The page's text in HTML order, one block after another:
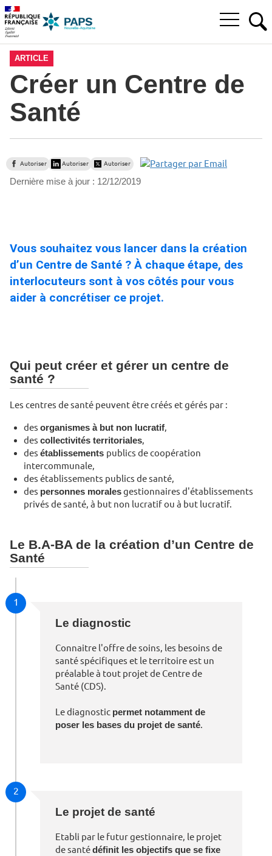
Aller
la
Aller
au
menu
Aller
au
contenu
Ouvrir
ARTICLE
Créer un Centre de
Santé
Autoriser Autoriser Autoriser
Dernière mise à jour : 12/12/2019
Vous souhaitez vous lancer dans la création
d’un Centre de Santé ? À chaque étape, des
interlocuteurs sont à vos côtés pour vous
aider à concrétiser ce projet.
Qui peut créer et gérer un centre de
santé ?
Les centres de santé peuvent être créés et gérés par :
des organismes à but non lucratif,
des collectivités territoriales,
des établissements publics de coopération
intercommunale,
des établissements publics de santé,
des personnes moralesgestionnaires d'établissements
privés de santé, à but non lucratif ou à but lucratif.
Le B.A-BA de la création d’un Centre de
Santé
1
Le diagnostic
Connaitre l'offre de soins, les besoins de
santé spécifiques et le territoire est un
préalable à tout projet de Centre de
Santé (CDS).
Le diagnostic permet notamment de
poser les bases du projet de santé.
2
Le projet de santé
Etabli par le futur gestionnaire, le projet
de santédéfinit les objectifs que se fixe